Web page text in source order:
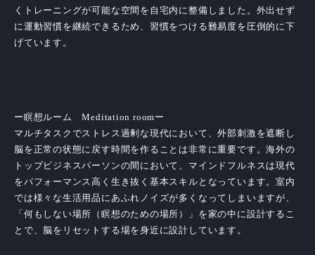
くトレーニングが可能な空間を自宅内に整備しました。外出せず
に運動習慣を継続できるため、習慣をつける難易度を圧倒的に下
げています。
ー瞑想ルーム Meditation roomー
マルチタスクでストレス過剰な現代において、外部刺激を遮断し
脳を正常の状態に戻す時間を作ることは非常に重要です。海外の
トップビジネスパーソンの間において、マインドフルネスは現代
をパフォーマンス高く生き抜く基本スキルとなっています。室内
では様々な生活用品にあふれノイズが多くなってしまいますが、
「何もしない場所（瞑想のための場所）」を家の中に設計するこ
とで、脳をリセットする場を身近に設計しています。